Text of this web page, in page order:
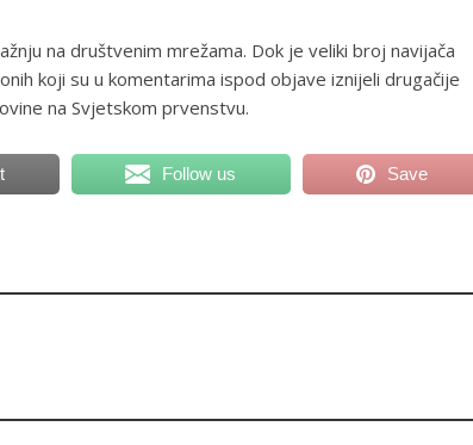
na društvenim mrežama. Dok je veliki broj navijača
koji su u komentarima ispod objave iznijeli drugačije
na Svjetskom prvenstvu.
Follow us Save